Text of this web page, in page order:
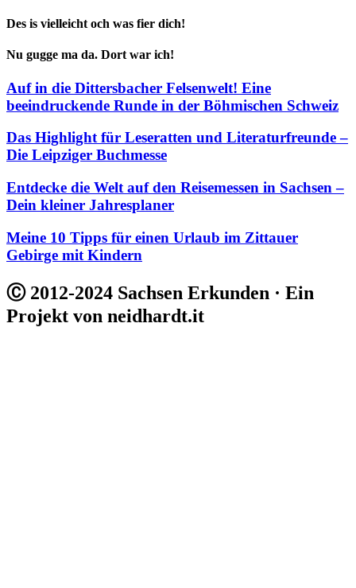
Des is vielleicht och was fier dich!
Nu gugge ma da. Dort war ich!
Auf in die Dittersbacher Felsenwelt! Eine
beeindruckende Runde in der Böhmischen Schweiz
Das Highlight für Leseratten und Literaturfreunde –
Die Leipziger Buchmesse
Entdecke die Welt auf den Reisemessen in Sachsen –
Dein kleiner Jahresplaner
Meine 10 Tipps für einen Urlaub im Zittauer
Gebirge mit Kindern
Ⓒ 2012-2024 Sachsen Erkunden · Ein
Projekt von neidhardt.it